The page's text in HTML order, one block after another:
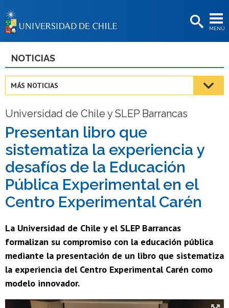
MENÚ
BIBLIOTECAS
Estudiantes
Académicas/os
Funcionarias/os
Egresadas/os
NOTICIAS
MÁS NOTICIAS
Universidad de Chile y SLEP Barrancas
Presentan libro que
sistematiza la experiencia y
desafíos de la Educación
Pública Experimental en el
Centro Experimental Carén
La Universidad de Chile y el SLEP Barrancas
formalizan su compromiso con la educación pública
mediante la presentación de un libro que sistematiza
la experiencia del Centro Experimental Carén como
modelo innovador.